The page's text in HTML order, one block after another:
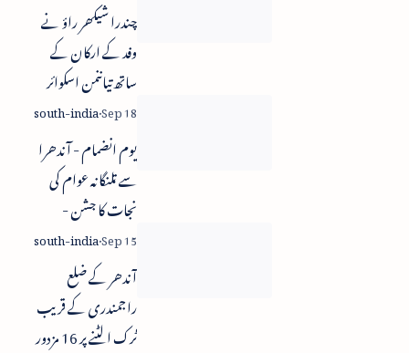
چندرا شیکھر راؤ نے
وفد کے ارکان کے
ساتھ تیاننمن اسکوائر
اور دیوار چین کا نظارہ
کیا
یوم انضمام - آندھرا
سے تلنگانہ عوام کی
نجات کا جشن -
نرسمہا ریڈی
آندھر کے ضلع
راجمندری کے قریب
ٹرک الٹنے پر 16 مزدور